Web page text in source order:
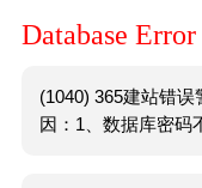
Database Error
(1040) 365建站错
因：1、数据库密码